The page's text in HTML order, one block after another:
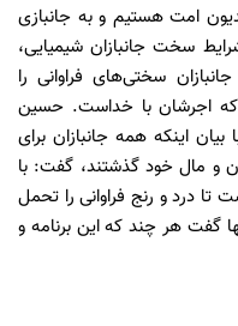
امت هستیم و به جانبازی
سخت جانبازان شیمیایی،
سختی‌های فراوانی را
اجرشان با خداست. حسین
اینکه همه جانبازان برای
و مال خود گذشتند، گفت: با
درد و رنج فراوانی را تحمل
گفت هر چند که این برنامه و